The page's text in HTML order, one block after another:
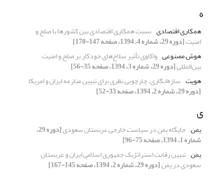
ه
همکاری اقتصادی نسبت همکاری اقتصادی بین کشورها با صلح و
امنیت[دوره 29، شماره 4، 1394، صفحه 147-170]
هوش مصنوعی واکاوی تأثیر سلاح‌های خودکار بر صلح و امنیت
بین‌المللی[دوره 29، شماره 3، 1394، صفحه 35-56]
هویت سازه‌انگاری، چارچوبی نظری برای تبیین منازعه ایران و امریکا
[دوره 29، شماره 2، 1394، صفحه 33-52]
ی
یمن جایگاه یمن در سیاست خارجی عربستان سعودی [دوره 29،
شماره 1، 1394، صفحه 75-96]
یمن تبیین رقابت استراتژیک جمهوری اسلامی ایران و عربستان
سعودی در یمن[دوره 29، شماره 2، 1394، صفحه 145-167]